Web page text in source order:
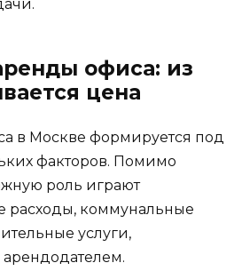
офиса: из
цена
в Москве формируется под
факторов. Помимо
роль играют
расходы, коммунальные
услуги,